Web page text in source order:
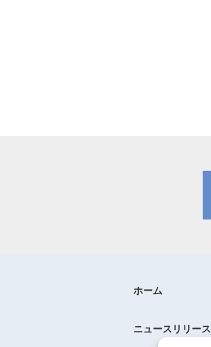
ホーム
ニュースリリース